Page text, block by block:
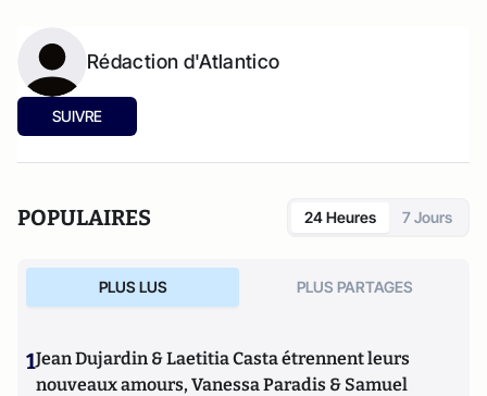
Rédaction d'Atlantico
SUIVRE
POPULAIRES 24 Heures 7 Jours
PLUS LUS PLUS PARTAGES
1Jean Dujardin & Laetitia Casta étrennent leurs
nouveaux amours, Vanessa Paradis & Samuel